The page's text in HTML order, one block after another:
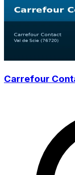
Carrefour